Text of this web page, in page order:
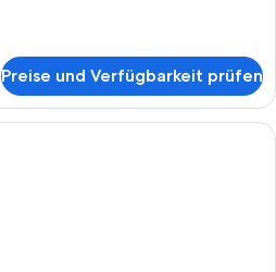
Preise und Verfügbarkeit prüfen
Ein Hotelzimmer mit Treppe, einem